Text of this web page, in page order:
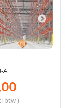
A
btw )